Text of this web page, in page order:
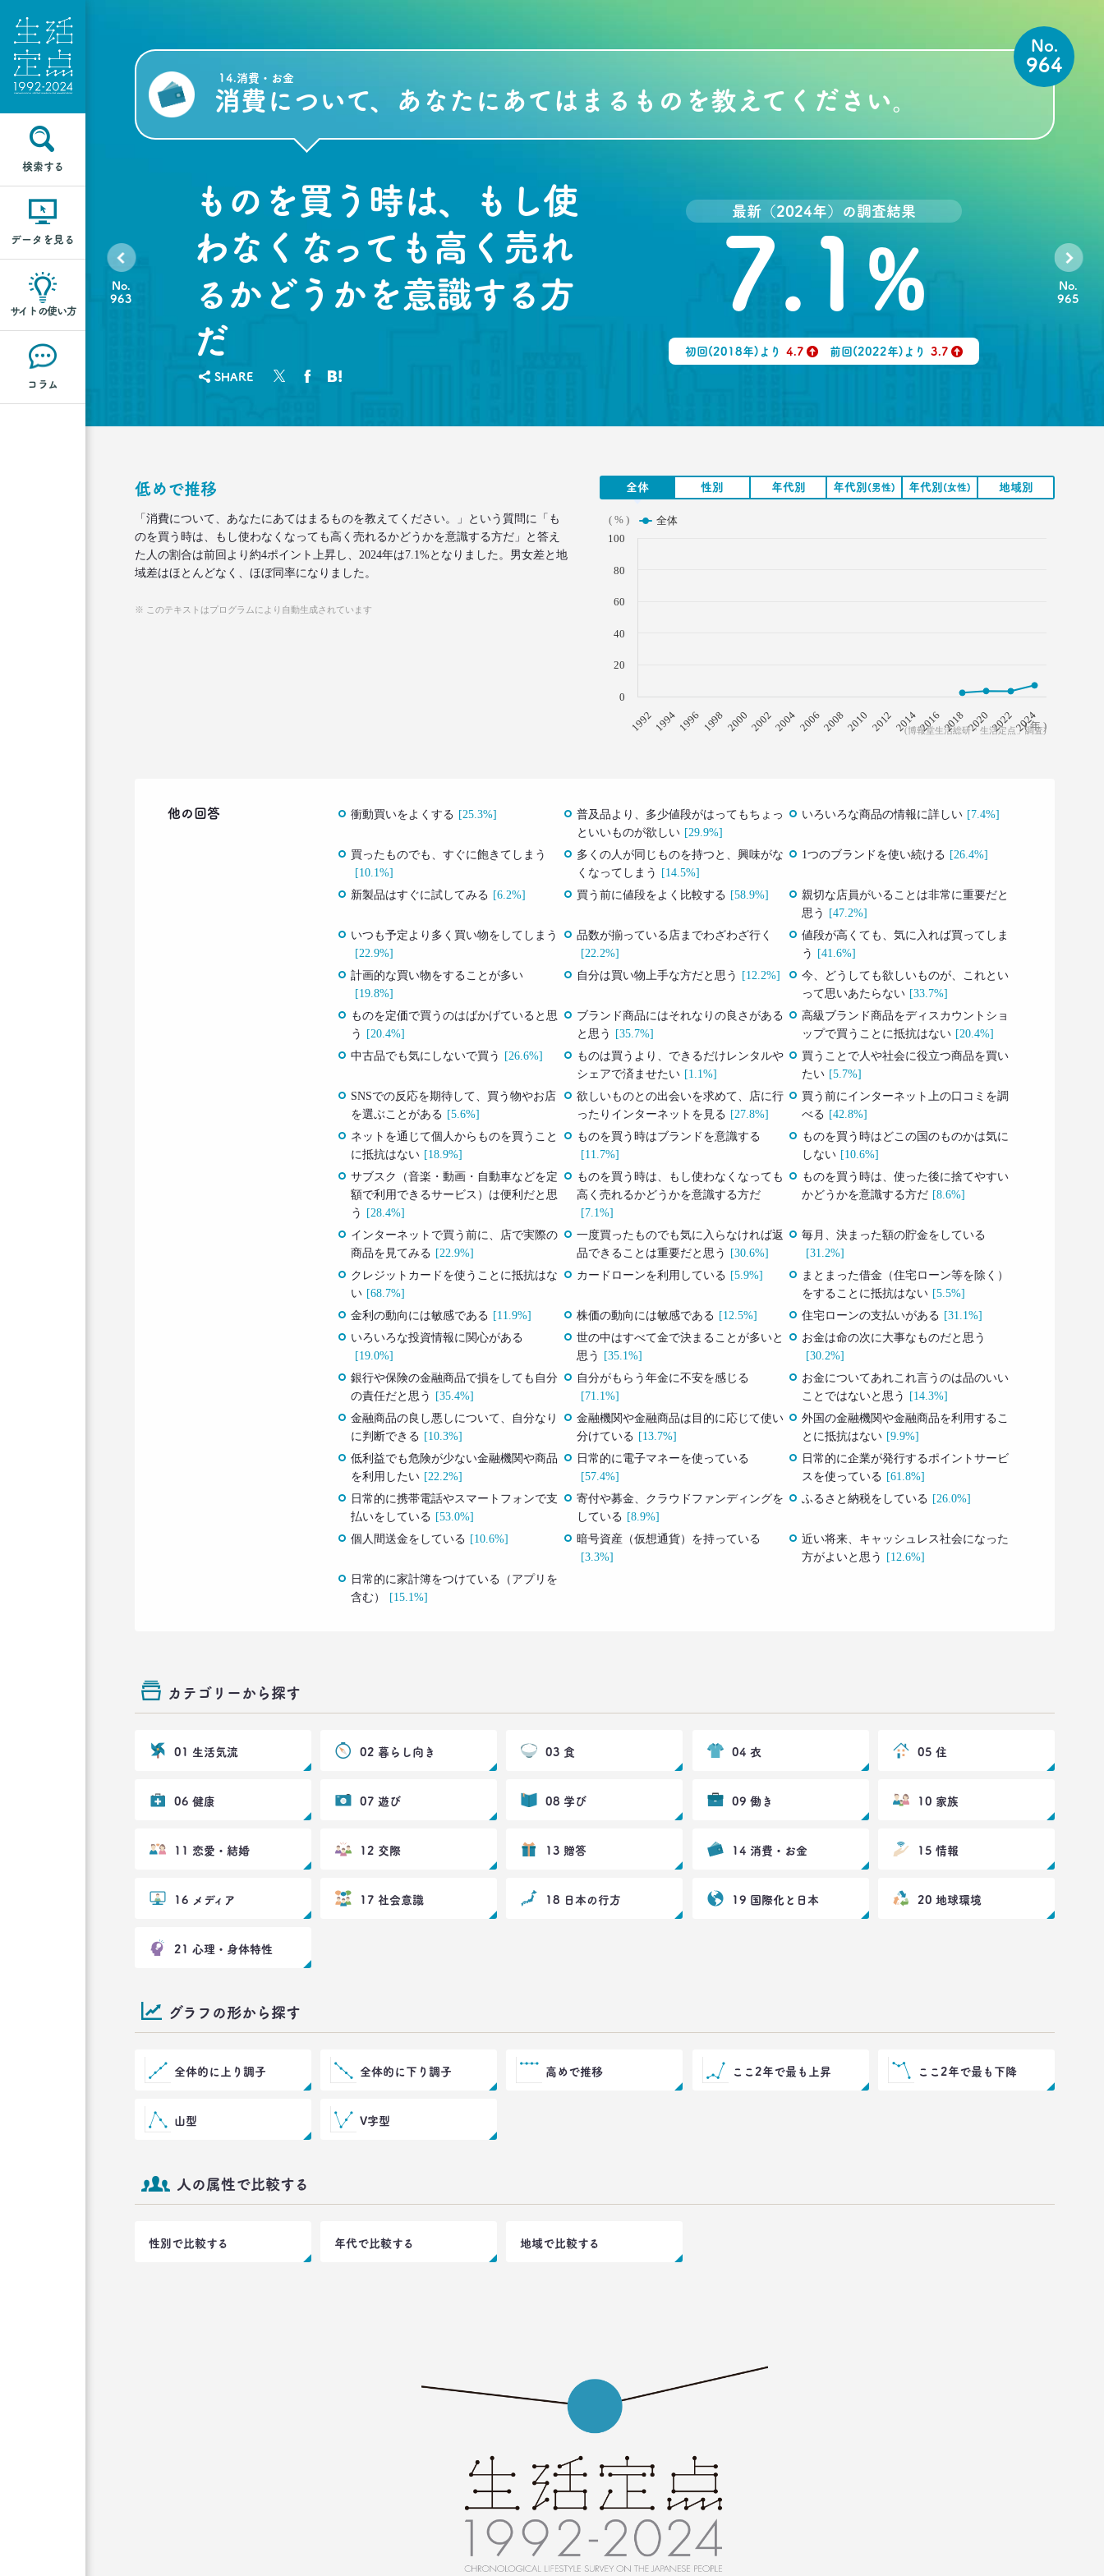
検索する
データを見る
サイトの使い方
コラム
14.消費・お金
消費について、あなたにあてはまるものを教えてください。
No.
964
ものを買う時は、もし使
わなくなっても高く売れ
るかどうかを意識する方
だ
最新（2024年）の調査結果
7.1 %
初回(2018年)より
4.7
前回(2022年)より
3.7
SHARE
No.
963
No.
965
全体 性別 年代別 年代別 (男性) 年代別 (女性) 地域別
( 年 )
( % )
(博報堂生活総研「生活定点」調査)
全体
1992 1994 1996 1998 2000 20022004 200620082010 2012 20142016 2018202020222024
0
20
40
60
80
100
低めで推移
「消費について、あなたにあてはまるものを教えてください。」という質問に「も
のを買う時は、もし使わなくなっても高く売れるかどうかを意識する方だ」と答え
た人の割合は前回より約4ポイント上昇し、2024年は7.1%となりました。男女差と地
域差はほとんどなく、ほぼ同率になりました。
※ このテキストはプログラムにより自動生成されています
他の回答 衝動買いをよくする [25.3%]
普及品より、多少値段がはってもちょっ
といいものが欲しい [29.9%]
いろいろな商品の情報に詳しい [7.4%]
買ったものでも、すぐに飽きてしまう
[10.1%]
多くの人が同じものを持つと、興味がな
くなってしまう
[14.5%]
1つのブランドを使い続ける [26.4%]
新製品はすぐに試してみる [6.2%] 買う前に値段をよく比較する [58.9%]
親切な店員がいることは非常に重要だと
思う
[47.2%]
いつも予定より多く買い物をしてしまう
[22.9%]
品数が揃っている店までわざわざ行く
[22.2%]
値段が高くても、気に入れば買ってしま
う
[41.6%]
計画的な買い物をすることが多い
[19.8%]
自分は買い物上手な方だと思う [12.2%]
今、どうしても欲しいものが、これとい
って思いあたらない [33.7%]
ものを定価で買うのはばかげていると思
う
[20.4%]
ブランド商品にはそれなりの良さがある
と思う
[35.7%]
高級ブランド商品をディスカウントショ
ップで買うことに抵抗はない [20.4%]
中古品でも気にしないで買う
[26.6%]
ものは買うより、できるだけレンタルや
シェアで済ませたい [1.1%]
買うことで人や社会に役立つ商品を買い
たい [5.7%]
SNSでの反応を期待して、買う物やお店
を選ぶことがある [5.6%]
欲しいものとの出会いを求めて、店に行
ったりインターネットを見る [27.8%]
買う前にインターネット上の口コミを調
べる [42.8%]
ネットを通じて個人からものを買うこと
に抵抗はない [18.9%]
ものを買う時はブランドを意識する
[11.7%]
ものを買う時はどこの国のものかは気に
しない [10.6%]
サブスク（音楽・動画・自動車などを定
額で利用できるサービス）は便利だと思
う
[28.4%]
ものを買う時は、もし使わなくなっても
高く売れるかどうかを意識する方だ
[7.1%]
ものを買う時は、使った後に捨てやすい
かどうかを意識する方だ [8.6%]
インターネットで買う前に、店で実際の
商品を見てみる [22.9%]
一度買ったものでも気に入らなければ返
品できることは重要だと思う
[30.6%]
毎月、決まった額の貯金をしている
[31.2%]
クレジットカードを使うことに抵抗はな
い [68.7%]
カードローンを利用している [5.9%]
まとまった借金（住宅ローン等を除く）
をすることに抵抗はない [5.5%]
金利の動向には敏感である [11.9%] 株価の動向には敏感である [12.5%] 住宅ローンの支払いがある [31.1%]
いろいろな投資情報に関心がある
[19.0%]
世の中はすべて金で決まることが多いと
思う
[35.1%]
お金は命の次に大事なものだと思う
[30.2%]
銀行や保険の金融商品で損をしても自分
の責任だと思う
[35.4%]
自分がもらう年金に不安を感じる
[71.1%]
お金についてあれこれ言うのは品のいい
ことではないと思う
[14.3%]
金融商品の良し悪しについて、自分なり
に判断できる [10.3%]
金融機関や金融商品は目的に応じて使い
分けている [13.7%]
外国の金融機関や金融商品を利用するこ
とに抵抗はない [9.9%]
低利益でも危険が少ない金融機関や商品
を利用したい [22.2%]
日常的に電子マネーを使っている
[57.4%]
日常的に企業が発行するポイントサービ
スを使っている [61.8%]
日常的に携帯電話やスマートフォンで支
払いをしている [53.0%]
寄付や募金、クラウドファンディングを
している [8.9%]
ふるさと納税をしている [26.0%]
個人間送金をしている [10.6%]
暗号資産（仮想通貨）を持っている
[3.3%]
近い将来、キャッシュレス社会になった
方がよいと思う
[12.6%]
日常的に家計簿をつけている（アプリを
含む）
[15.1%]
カテゴリーから探す
01 生活気流 02 暮らし向き 03 食 04 衣 05 住
06 健康 07 遊び 08 学び 09 働き 10 家族
11 恋愛・結婚 12 交際 13 贈答 14 消費・お金 15 情報
16 メディア 17 社会意識 18 日本の行方 19 国際化と日本 20 地球環境
21 心理・身体特性
グラフの形から探す
全体的に上り調子 全体的に下り調子 高めで推移 ここ2年で最も上昇 ここ2年で最も下降
山型 V字型
人の属性で比較する
性別で比較する 年代で比較する 地域で比較する